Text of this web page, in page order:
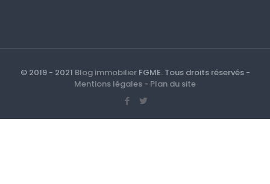
© 2019 - 2021 Blog immobilierFGME. Tous droits réservés -
Mentions légales - Plan du site